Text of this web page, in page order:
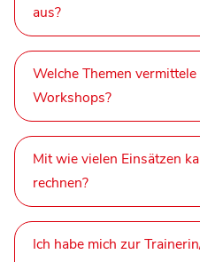
aus?
Welche Themen
Workshops?
Mit wie vielen Einsätzen
rechnen?
Ich habe mich zur